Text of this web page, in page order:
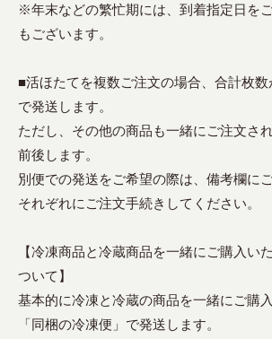
※年末などの繁忙期には、到着指定日を
もございます。
■活ほたてを複数ご注文の場合、合計枚
で発送します。
ただし、その他の商品も一緒にご注文さ
前後します。
別便での発送をご希望の際は、備考欄に
それぞれにご注文手続きしてください。
【冷凍商品と冷蔵商品を一緒にご購入い
ついて】
基本的に冷凍と冷蔵の商品を一緒にご購
「同梱の冷凍便」で発送します。